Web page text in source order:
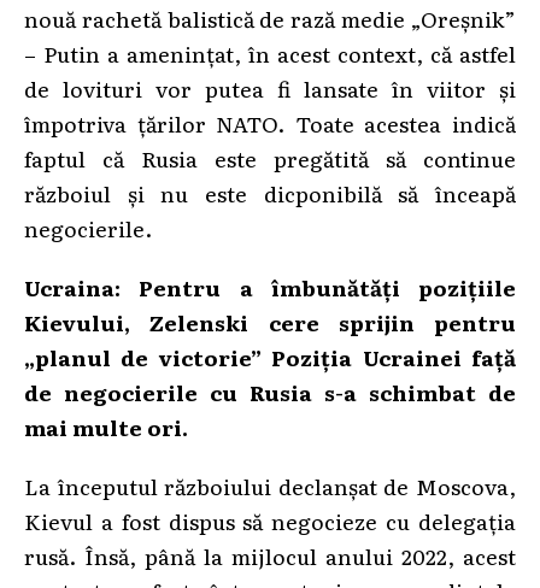
nouă rachetă balistică de rază medie „Oreșnik”
– Putin a amenințat, în acest context, că astfel
de lovituri vor putea fi lansate în viitor și
împotriva țărilor NATO. Toate acestea indică
faptul că Rusia este pregătită să continue
războiul și nu este dicponibilă să înceapă
negocierile.
Ucraina: Pentru a îmbunătăți pozițiile
Kievului, Zelenski cere sprijin pentru
„planul de victorie” Poziția Ucrainei față
de negocierile cu Rusia s-a schimbat de
mai multe ori.
La începutul războiului declanșat de Moscova,
Kievul a fost dispus să negocieze cu delegația
rusă. Însă, până la mijlocul anului 2022, acest